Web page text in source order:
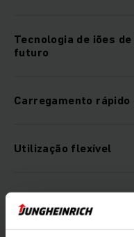
Tecnologia de iões
futuro
Carregamento rápido
Utilização flexível
Sistemas de